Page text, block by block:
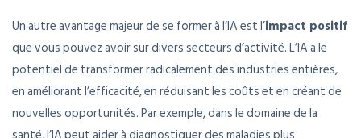
Un autre avantage majeur de se former à l’IA est l’impact positif
que vous pouvez avoir sur divers secteurs d’activité. L’IA a le
potentiel de transformer radicalement des industries entières,
en améliorant l’efficacité, en réduisant les coûts et en créant de
nouvelles opportunités. Par exemple, dans le domaine de la